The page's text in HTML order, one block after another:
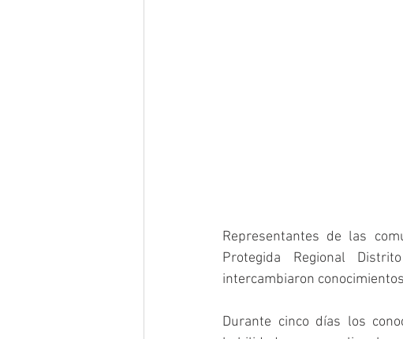
Representantes de las
Protegida Regional
intercambiaron
Durante cinco días los